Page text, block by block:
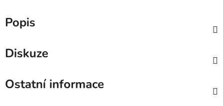
Popis
Diskuze
Ostatní informace